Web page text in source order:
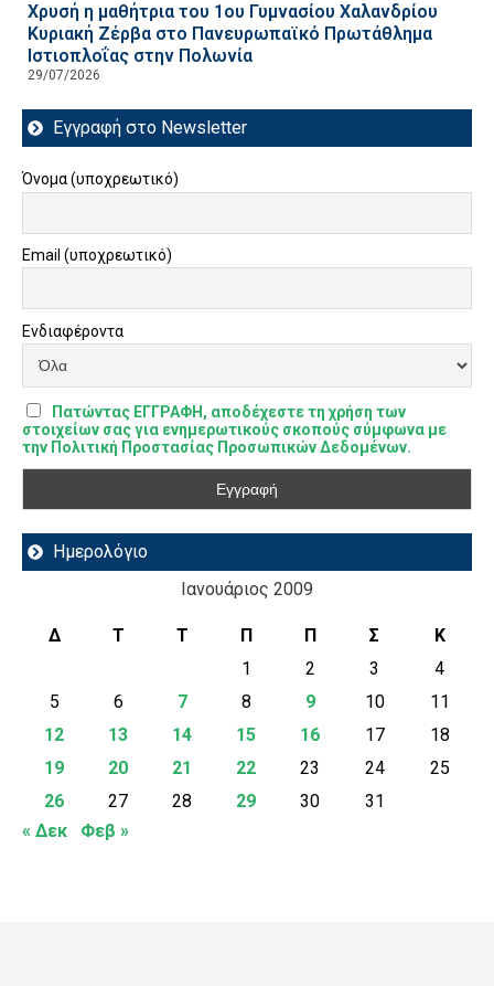
Χρυσή η μαθήτρια του 1ου Γυμνασίου Χαλανδρίου
Κυριακή Ζέρβα στο Πανευρωπαϊκό Πρωτάθλημα
Ιστιοπλοΐας στην Πολωνία
29/07/2026
Εγγραφή στο Newsletter
Όνομα (υποχρεωτικό)
Email (υποχρεωτικό)
Ενδιαφέροντα
Πατώντας ΕΓΓΡΑΦΗ, αποδέχεστε τη χρήση των
στοιχείων σας για ενημερωτικούς σκοπούς σύμφωνα με
την Πολιτική Προστασίας Προσωπικών Δεδομένων.
Ημερολόγιο
Ιανουάριος 2009
Δ Τ Τ Π Π Σ
Κ
1
2 3
4
5
6 7 8 9 10
11
12
13 14 15 16 17
18
19
20 21 22 23 24
25
26
27 28 29 30
31
« Δεκ
Φεβ »